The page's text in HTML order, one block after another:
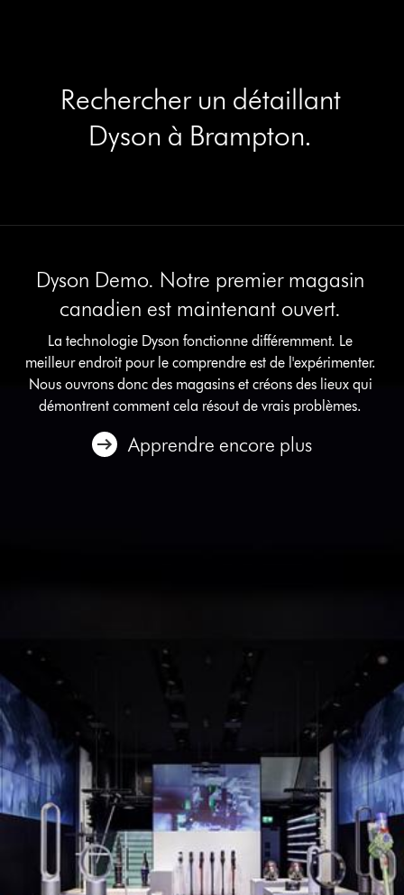
Rechercher un détaillant
Dyson à Brampton.
Dyson Demo. Notre premier magasin
canadien est maintenant ouvert.
La technologie Dyson fonctionne différemment. Le
meilleur endroit pour le comprendre est de l'expérimenter.
Nous ouvrons donc des magasins et créons des lieux qui
démontrent comment cela résout de vrais problèmes.
Apprendre encore plus